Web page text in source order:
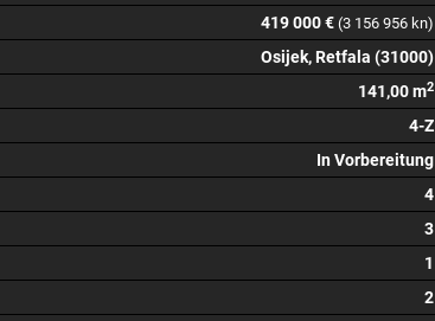
419 000 € (3 156 956 kn)
Osijek, Retfala (31000)
141,00 m2
4-Z
In Vorbereitung
4
3
1
2